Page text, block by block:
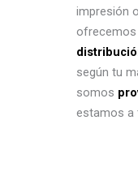
impresión
según tu
somos
estamos a